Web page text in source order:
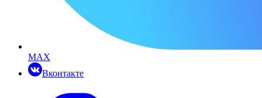
MAX
Вконтакте